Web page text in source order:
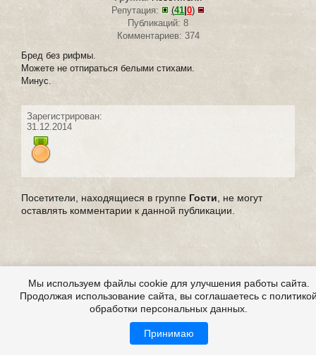
Репутация:
(41 0)
Публикаций: 8
Комментариев: 374
Бред без рифмы.
Можете не отпираться белыми стихами.
Минус.
Зарегистрирован:
31.12.2014
Посетители, находящиеся в группе Гости, не могут
оставлять комментарии к данной публикации.
Мы используем файлы cookie для улучшения работы сайта.
Продолжая использование сайта, вы соглашаетесь с
обработки персональных данных.
Принимаю